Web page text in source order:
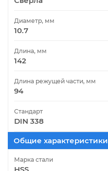
Диаметр, мм
10.7
Длина, мм
142
Длина режущей части, мм
94
Стандарт
DIN 338
Общие характеристики
Марка стали